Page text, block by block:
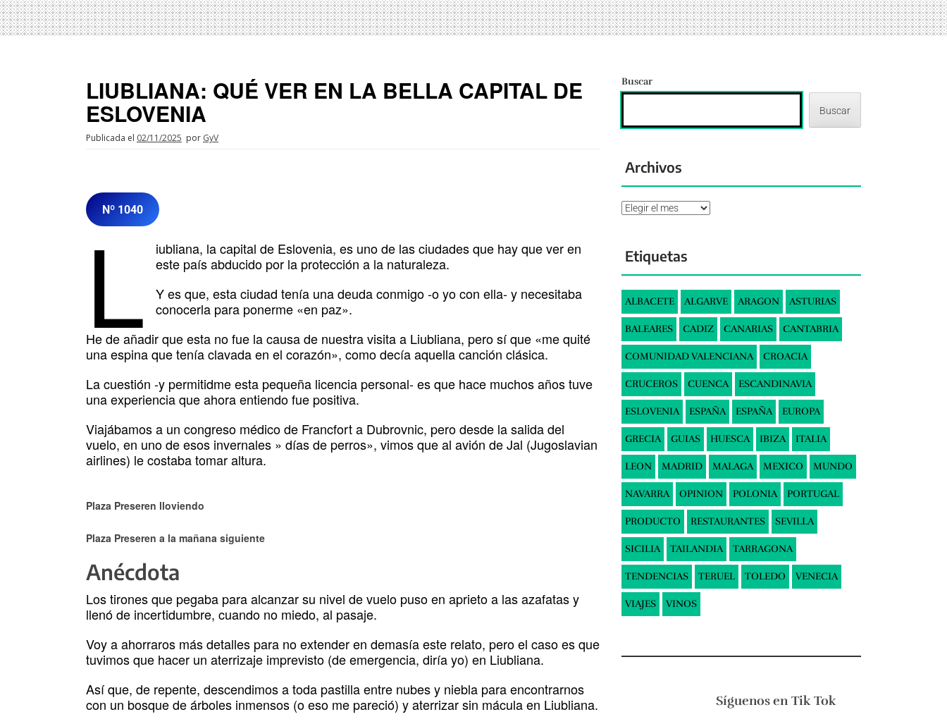
LIUBLIANA: QUÉ VER EN LA BELLA CAPITAL DE
ESLOVENIA
Publicada el 02/11/2025 por GyV
Nº 1040
L
iubliana, la capital de Eslovenia, es uno de las ciudades que hay que ver en
este país abducido por la protección a la naturaleza.
Y es que, esta ciudad tenía una deuda conmigo -o yo con ella- y necesitaba
conocerla para ponerme «en paz».
He de añadir que esta no fue la causa de nuestra visita a Liubliana, pero sí que «me quité
una espina que tenía clavada en el corazón», como decía aquella canción clásica.
La cuestión -y permitidme esta pequeña licencia personal- es que hace muchos años tuve
una experiencia que ahora entiendo fue positiva.
Viajábamos a un congreso médico de Francfort a Dubrovnic, pero desde la salida del
vuelo, en uno de esos invernales » días de perros», vimos que al avión de Jal (Jugoslavian
airlines) le costaba tomar altura.
Plaza Preseren lloviendo
Plaza Preseren a la mañana siguiente
Anécdota
Los tirones que pegaba para alcanzar su nivel de vuelo puso en aprieto a las azafatas y
llenó de incertidumbre, cuando no miedo, al pasaje.
Voy a ahorraros más detalles para no extender en demasía este relato, pero el caso es que
tuvimos que hacer un aterrizaje imprevisto (de emergencia, diría yo) en Liubliana.
Así que, de repente, descendimos a toda pastilla entre nubes y niebla para encontrarnos
con un bosque de árboles inmensos (o eso me pareció) y aterrizar sin mácula en Liubliana.
Buscar
Buscar
Archivos
Archivos
Etiquetas
ALBACETE ALGARVE ARAGON ASTURIAS
BALEARES CADIZ CANARIAS CANTABRIA
COMUNIDAD VALENCIANA CROACIA
CRUCEROS CUENCA ESCANDINAVIA
ESLOVENIA ESPAÑA ESPAÑA EUROPA
GRECIA GUIAS HUESCA IBIZA ITALIA
LEON MADRID MALAGA MEXICO MUNDO
NAVARRA OPINION POLONIA PORTUGAL
PRODUCTO RESTAURANTES SEVILLA
SICILIA TAILANDIA TARRAGONA
TENDENCIAS TERUEL TOLEDO VENECIA
VIAJES VINOS
Síguenos en Tik Tok